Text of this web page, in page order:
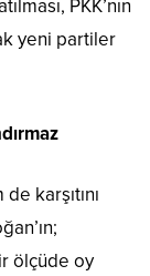
PKK’nın
yeni partiler
karşıtını
ölçüde oy